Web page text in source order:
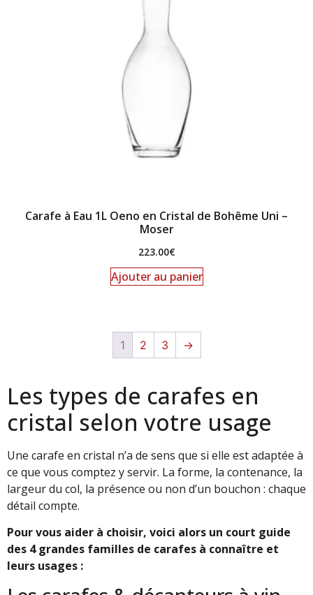
Carafe à Eau 1L Oeno en Cristal de Bohême Uni –
Moser
223.00€
Ajouter au panier
1 2 3 →
Les types de carafes en
cristal selon votre usage
Une carafe en cristal n’a de sens que si elle est adaptée à
ce que vous comptez y servir. La forme, la contenance, la
largeur du col, la présence ou non d’un bouchon : chaque
détail compte.
Pour vous aider à choisir, voici alors un court guide
des 4 grandes familles de carafes à connaître et
leurs usages :